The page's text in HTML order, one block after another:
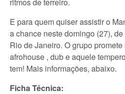
E para quem quiser assistir o
a chance neste domingo (27),
Rio de Janeiro. O grupo
afrohouse , dub e aquele
tem! Mais informações, abaixo.
Ficha Técnica: